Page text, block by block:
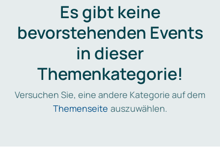
Es gibt keine
bevorstehenden Events
in dieser
Themenkategorie!
Versuchen Sie, eine andere Kategorie auf dem
Themenseite auszuwählen.